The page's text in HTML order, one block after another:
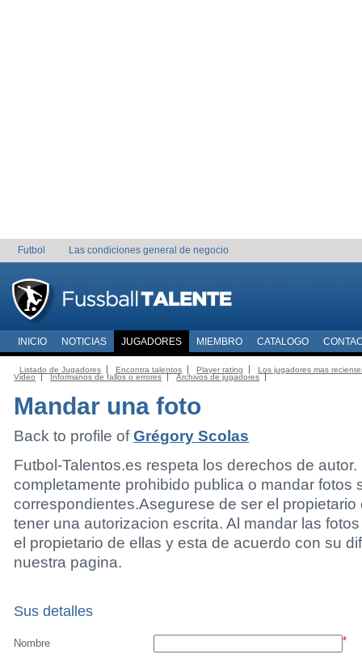
Futbol Las condiciones general de negocio
INICIO NOTICIAS JUGADORES MIEMBRO CATALOGO
Listado de Jugadores Encontra talentos Player rating
Los jugadores mas
Video
Informanos de fallos o errores Archivos de jugadores
Mandar una foto
Back to profile ofGrégory Scolas
Futbol-Talentos.es respeta los derechos de autor.
completamente prohibido publica o mandar fotos
correspondientes.Asegurese de ser el propietario
tener una autorizacion escrita. Al mandar las
el propietario de ellas y esta de acuerdo con su
nuestra pagina.
Sus detalles
Nombre *